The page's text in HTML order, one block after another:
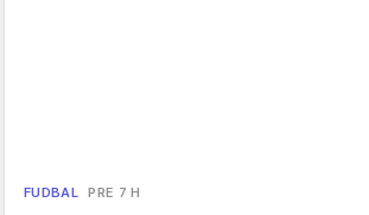
FUDBAL PRE 7 H